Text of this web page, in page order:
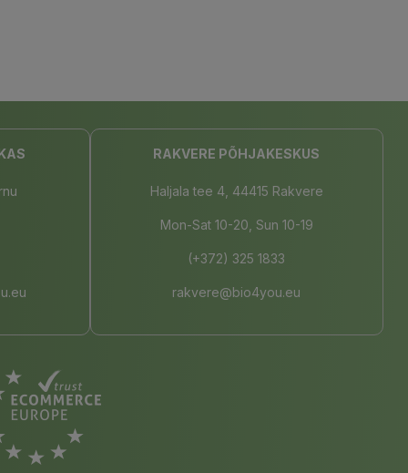
RAKVERE PÕHJAKESKUS
Haljala tee 4, 44415 Rakvere
Mon-Sat 10-20, Sun 10-19
(+372) 325 1833
rakvere@bio4you.eu